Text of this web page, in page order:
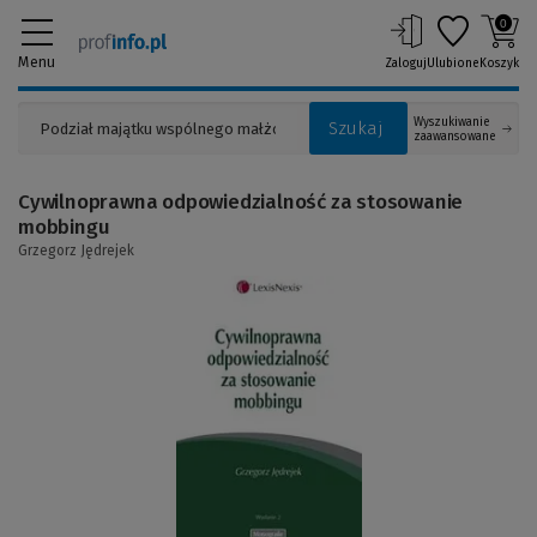
Menu
Szukaj
Wyszukiwanie
zaawansowane
ZalogujUlubione
0
Koszyk
Cywilnoprawna odpowiedzialność za stosowanie
mobbingu
Grzegorz Jędrejek